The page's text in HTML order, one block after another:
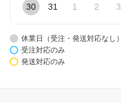
30 31 1 2 3
休業日（受注・発送対応なし）
受注対応のみ
発送対応のみ